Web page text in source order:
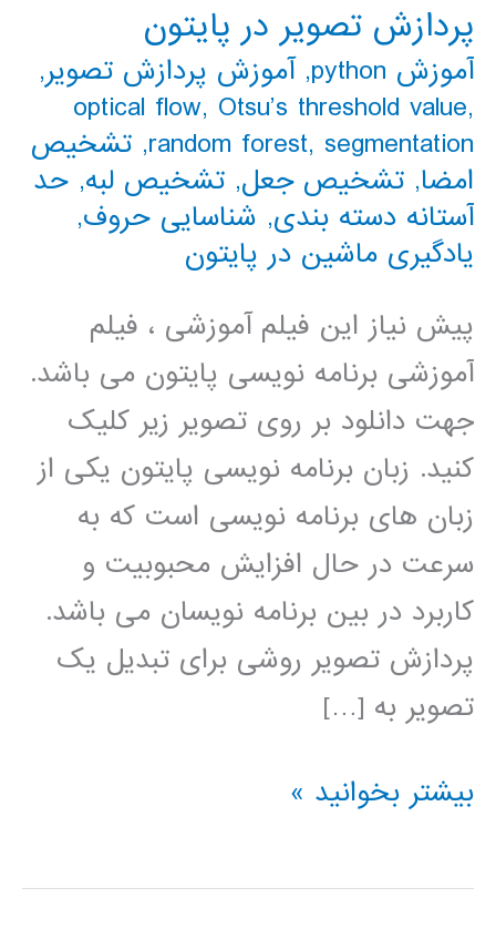
پردازش تصویر در پایتون
آموزش python ,آموزش پردازش تصویر,
optical flow, Otsu’s threshold value,
random forest, segmentation
, تشخیص
امضا, تشخیص جعل, تشخیص لبه, حد
آستانه دسته بندی, شناسایی حروف,
یادگیری ماشین در پایتون
پیش نیاز این فیلم آموزشی ، فیلم
آموزشی برنامه نویسی پایتون می باشد.
جهت دانلود بر روی تصویر زیر کلیک
کنید. زبان برنامه نویسی پایتون یکی از
زبان های برنامه نویسی است که به
سرعت در حال افزایش محبوبیت و
کاربرد در بین برنامه نویسان می باشد.
پردازش تصویر روشی برای تبدیل یک
تصویر به […]
پردازش
در
بیشتر بخوانید »